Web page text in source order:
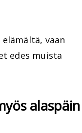
vaan
edes muista
alaspäin